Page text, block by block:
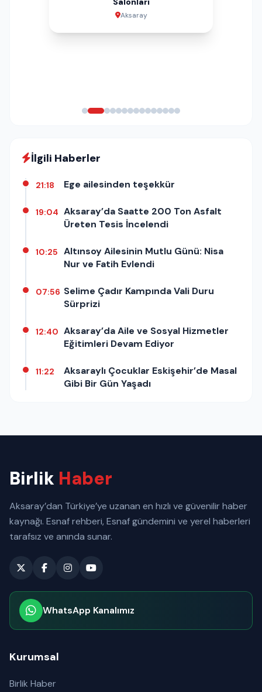
Aksaray
Aksaray
Aksaray
Aksaray
Aksaray
Aksaray
İstanbul
Aksaray
Aksaray
Aksaray
Aksaray
Aksaray
Aksaray
İlgili Haberler
21:18 Ege ailesinden teşekkür
19:04 Aksaray’da Saatte 200 Ton Asfalt
Üreten Tesis İncelendi
10:25
Altınsoy Ailesinin Mutlu Günü: Nisa
Nur ve Fatih Evlendi
07:56 Selime Çadır Kampında Vali Duru
Sürprizi
12:40 Aksaray’da Aile ve Sosyal Hizmetler
Eğitimleri Devam Ediyor
11:22
Aksaraylı Çocuklar Eskişehir’de Masal
Gibi Bir Gün Yaşadı
Birlik Haber
Aksaray’dan Türkiye’ye uzanan en hızlı ve güvenilir haber
kaynağı. Esnaf rehberi, Esnaf gündemini ve yerel haberleri
tarafsız ve anında sunar.
WhatsApp Kanalımız
Kurumsal
Birlik Haber